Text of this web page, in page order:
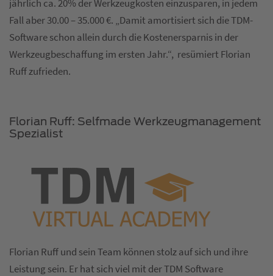
jährlich ca. 20% der Werkzeugkosten einzusparen, in jedem
Fall aber 30.00 – 35.000 €. „Damit amortisiert sich die TDM-
Software schon allein durch die Kostenersparnis in der
Werkzeugbeschaffung im ersten Jahr.“, resümiert Florian
Ruff zufrieden.
Florian Ruff: Selfmade Werkzeugmanagement
Spezialist
Florian Ruff und sein Team können stolz auf sich und ihre
Leistung sein. Er hat sich viel mit der TDM Software